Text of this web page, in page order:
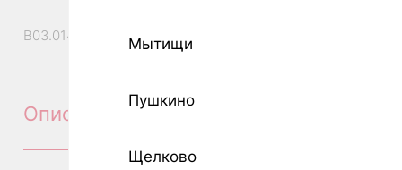
Мытищи
Пушкино
Щелково
B03.014.006.001
Описание